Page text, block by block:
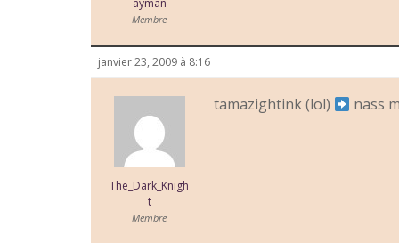
ayman
Membre
janvier 23, 2009 à 8:16
The_Dark_Knigh
t
Membre
tamazightink (lol) nass